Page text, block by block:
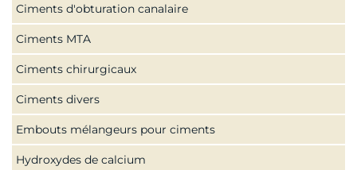
Ciments d'obturation canalaire
Ciments MTA
Ciments chirurgicaux
Ciments divers
Embouts mélangeurs pour ciments
Hydroxydes de calcium